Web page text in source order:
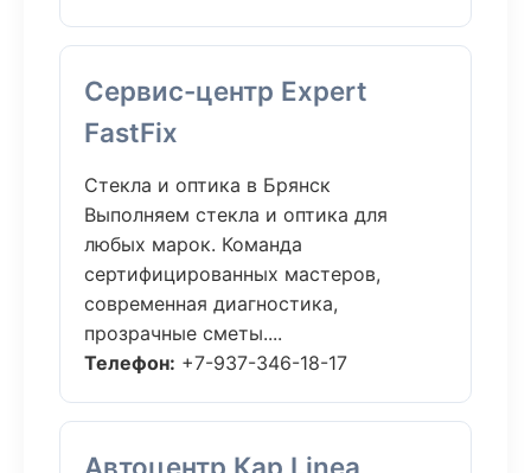
Сервис-центр Expert
FastFix
Стекла и оптика в Брянск
Выполняем стекла и оптика для
любых марок. Команда
сертифицированных мастеров,
современная диагностика,
прозрачные сметы....
Телефон: +7-937-346-18-17
Автоцентр Кар Linea